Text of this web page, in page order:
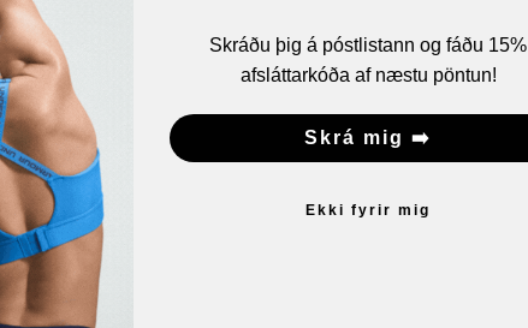
Skráðu þig á póstlistann og fáðu 15%
afsláttarkóða af næstu pöntun!
Skrá mig ➡️
Ekki fyrir mig